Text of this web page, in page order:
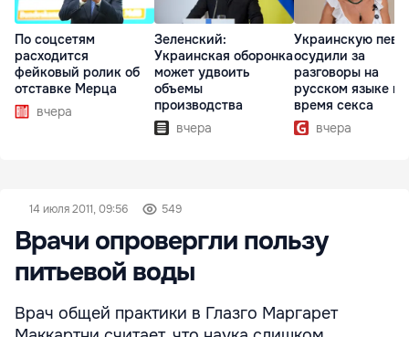
По соцсетям
расходится
фейковый ролик об
отставке Мерца
вчера
Зеленский:
Украинская оборонка
может удвоить
объемы
производства
вчера
Украинскую
осудили за
разговоры на
русском языке во
время секса
вчера
14 июля 2011, 09:56 549
Врачи опровергли пользу
питьевой воды
Врач общей практики в Глазго Маргарет